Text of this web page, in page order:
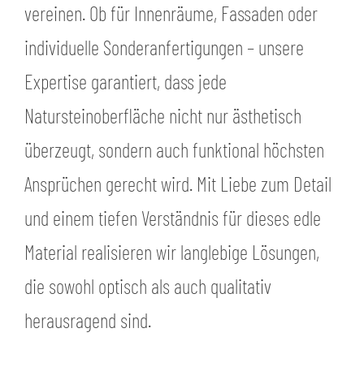
vereinen. Ob für Innenräume, Fassaden oder
individuelle Sonderanfertigungen – unsere
Expertise garantiert, dass jede
Natursteinoberfläche nicht nur ästhetisch
überzeugt, sondern auch funktional höchsten
Ansprüchen gerecht wird. Mit Liebe zum Detail
und einem tiefen Verständnis für dieses edle
Material realisieren wir langlebige Lösungen,
die sowohl optisch als auch qualitativ
herausragend sind.